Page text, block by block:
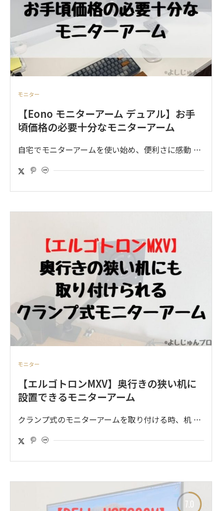
モニター
【Eono モニターアーム デュアル】お手
頃価格の必要十分なモニターアーム
自宅でモニターアームを使い始め、便利さに感動 …
モニター
【エルゴトロンMXV】奥行きの狭い机に
設置できるモニターアーム
クランプ式のモニターアームを取り付ける時、机 …
7.0